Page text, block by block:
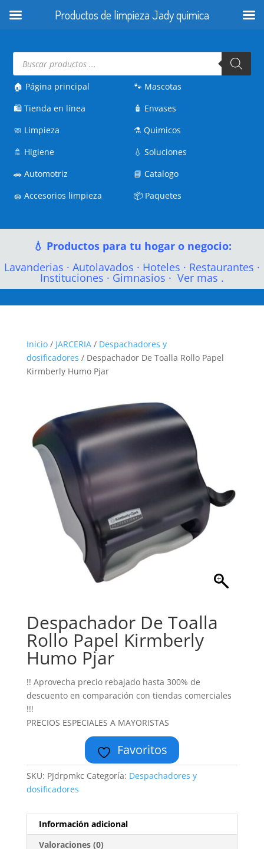
Búsqueda
productos
🏠 Página principal
🛍️Tienda en línea
🧼 Limpieza
🚿 Higiene
🚗Automotriz
🧽Accesorios limpieza
🐾 Mascotas
🧴 Envases
⚗️Quimicos
💧Soluciones
📘Catalogo
📦 Paquetes
💧 Productos para tu hogar o negocio:
Lavanderias · Autolavados · Hoteles · Restaurantes ·
Instituciones · Gimnasios · Ver mas .
Inicio/ JARCERIA/ Despachadores y
dosificadores / Despachador De Toalla Rollo Papel
Kirmberly Humo Pjar
Despachador De Toalla
Rollo Papel Kirmberly
Humo Pjar
!! Aprovecha precio rebajado hasta 300% de
descuento en comparación con tiendas comerciales
!!!
PRECIOS ESPECIALES A MAYORISTAS
Favoritos
SKU: PJdrpmkc Categoría: Despachadores y
dosificadores
Información adicional
Valoraciones (0)
Productos de limpieza Jady quimica